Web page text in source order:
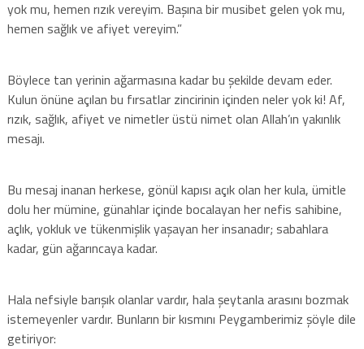
yok mu, hemen rızık vereyim. Başına bir musibet gelen yok mu,
hemen sağlık ve afiyet vereyim.”
Böylece tan yerinin ağarmasına kadar bu şekilde devam eder.
Kulun önüne açılan bu fırsatlar zincirinin içinden neler yok ki! Af,
rızık, sağlık, afiyet ve nimetler üstü nimet olan Allah’ın yakınlık
mesajı.
Bu mesaj inanan herkese, gönül kapısı açık olan her kula, ümitle
dolu her mümine, günahlar içinde bocalayan her nefis sahibine,
açlık, yokluk ve tükenmişlik yaşayan her insanadır; sabahlara
kadar, gün ağarıncaya kadar.
Hala nefsiyle barışık olanlar vardır, hala şeytanla arasını bozmak
istemeyenler vardır. Bunların bir kısmını Peygamberimiz şöyle dile
getiriyor: